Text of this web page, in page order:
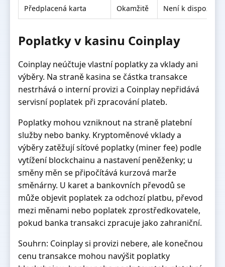
Předplacená karta Okamžitě Není k dispozici
Poplatky v kasinu Coinplay
Coinplay neúčtuje vlastní poplatky za vklady ani
výběry. Na straně kasina se částka transakce
nestrhává o interní provizi a Coinplay nepřidává
servisní poplatek při zpracování plateb.
Poplatky mohou vzniknout na straně platební
služby nebo banky. Kryptoměnové vklady a
výběry zatěžují síťové poplatky (miner fee) podle
vytížení blockchainu a nastavení peněženky; u
směny měn se připočítává kurzová marže
směnárny. U karet a bankovních převodů se
může objevit poplatek za odchozí platbu, převod
mezi měnami nebo poplatek zprostředkovatele,
pokud banka transakci zpracuje jako zahraniční.
Souhrn: Coinplay si provizi nebere, ale konečnou
cenu transakce mohou navýšit poplatky